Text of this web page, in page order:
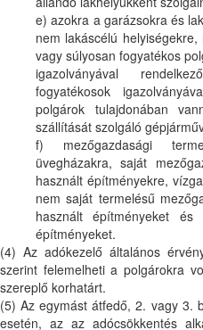
e) azokra a garázsokra és
nem lakáscélú
vagy súlyosan fogyatékos
igazolványával
fogyatékosok
polgárok tulajdonában
szállítását szolgáló
f) mezőgazdasági
üvegházakra, saját
használt építményekre,
nem saját termelésű
használt építményeket
építményeket.
(4) Az adókezelő általános
szerint felemelheti a polgárokra
szereplő korhatárt.
(5) Az egymást átfedő, 2. vagy 3.
esetén, az az adócsökkentés